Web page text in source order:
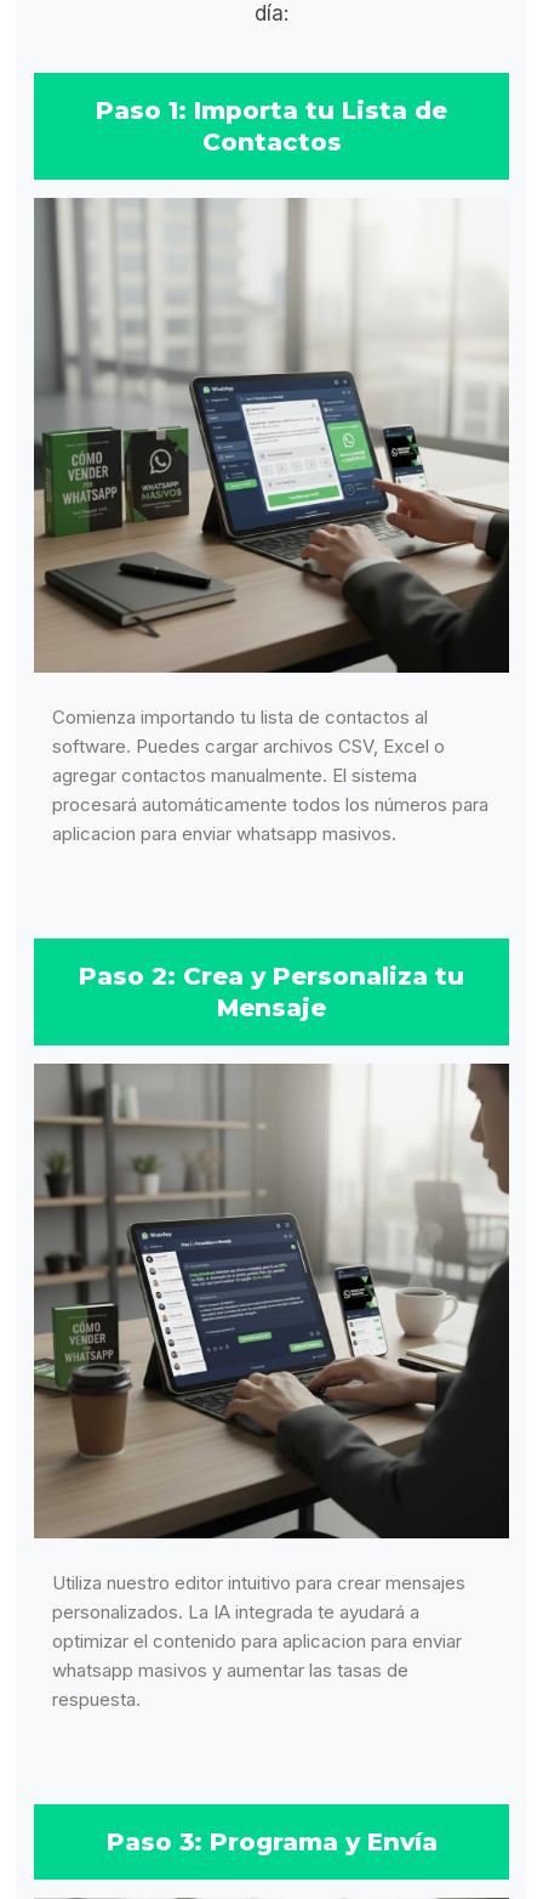
día:
Paso 1: Importa tu Lista de
Contactos
Comienza importando tu lista de contactos al
software. Puedes cargar archivos CSV, Excel o
agregar contactos manualmente. El sistema
procesará automáticamente todos los números para
aplicacion para enviar whatsapp masivos.
Paso 2: Crea y Personaliza tu
Mensaje
Utiliza nuestro editor intuitivo para crear mensajes
personalizados. La IA integrada te ayudará a
optimizar el contenido para aplicacion para enviar
whatsapp masivos y aumentar las tasas de
respuesta.
Paso 3: Programa y Envía